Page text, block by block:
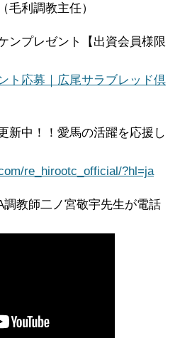
毛利調教主任）
ンプレゼント【出資会員様限
ト応募｜広尾サラブレッド倶
新中！！愛馬の活躍を応援し
re_hirootc_official/?hl=ja
教師二ノ宮敬宇先生が電話